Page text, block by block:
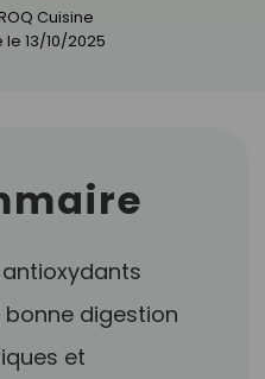
Cuisine
le 13/10/2025
bonne digestion
et